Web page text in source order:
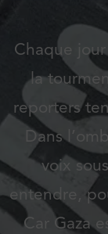
Chaque
la
reporters
Dans
voix
entendre,
Car Gaza